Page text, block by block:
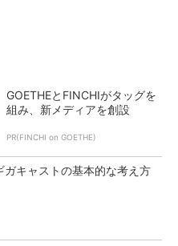
GOETHEとFINCHIがタッグを
組み、新メディアを創設
PR(FINCHI on GOETHE)
ガキャストの基本的な考え方